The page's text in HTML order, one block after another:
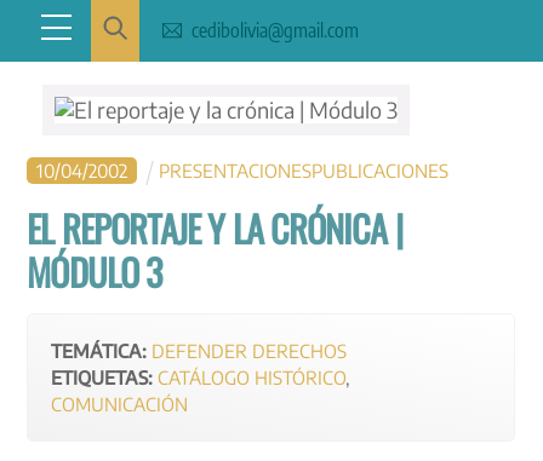
content
Menu cedibolivia@gmail.com
10/04/2002 PRESENTACIONESPUBLICACIONES
EL REPORTAJE Y LA CRÓNICA |
MÓDULO 3
TEMÁTICA: DEFENDER DERECHOS
ETIQUETAS: CATÁLOGO HISTÓRICO
COMUNICACIÓN